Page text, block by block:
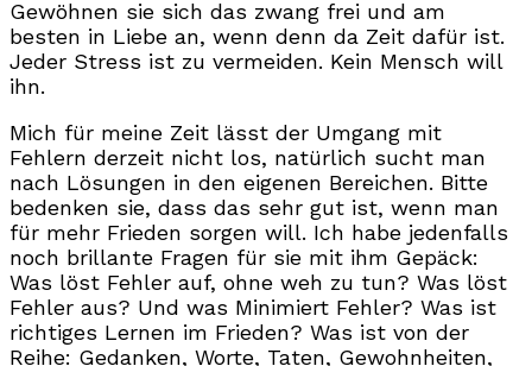
Gewöhnen sie sich das zwang frei und am
besten in Liebe an, wenn denn da Zeit dafür ist.
Jeder Stress ist zu vermeiden. Kein Mensch will
ihn.
Mich für meine Zeit lässt der Umgang mit
Fehlern derzeit nicht los, natürlich sucht man
nach Lösungen in den eigenen Bereichen. Bitte
bedenken sie, dass das sehr gut ist, wenn man
für mehr Frieden sorgen will. Ich habe jedenfalls
noch brillante Fragen für sie mit ihm Gepäck:
Was löst Fehler auf, ohne weh zu tun? Was löst
Fehler aus? Und was Minimiert Fehler? Was ist
richtiges Lernen im Frieden? Was ist von der
Reihe: Gedanken, Worte, Taten, Gewohnheiten,